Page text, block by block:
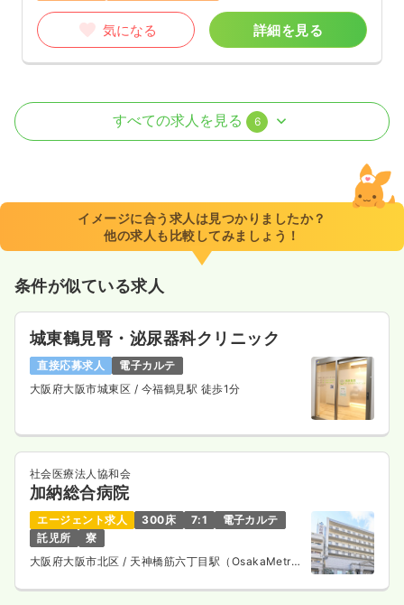
気になる 詳細を見る
外来 一般病院
※一例
8:45～17:00
4週8休以上
月給30万円以上可
気になる
訪問看護正・准看護師 一般病院
一時募集休止
時間 8:45～17:00（休憩60分）
4週8休以上
オンコールあり
月給40万円以上可
気になる 詳細を見る
すべての求人を見る 6
イメージに合う求人は見つかりましたか？
他の求人も比較してみましょう！
条件が似ている求人
城東鶴見腎・泌尿器科クリニック
直接応募求人
電子カルテ
大阪府大阪市城東区 / 今福鶴見駅 徒歩1分
社会医療法人協和会
加納総合病院
エージェント求人 300床 7:1
電子カルテ
託児所
寮
大阪府大阪市北区/ 天神橋筋六丁目駅（OsakaMetro